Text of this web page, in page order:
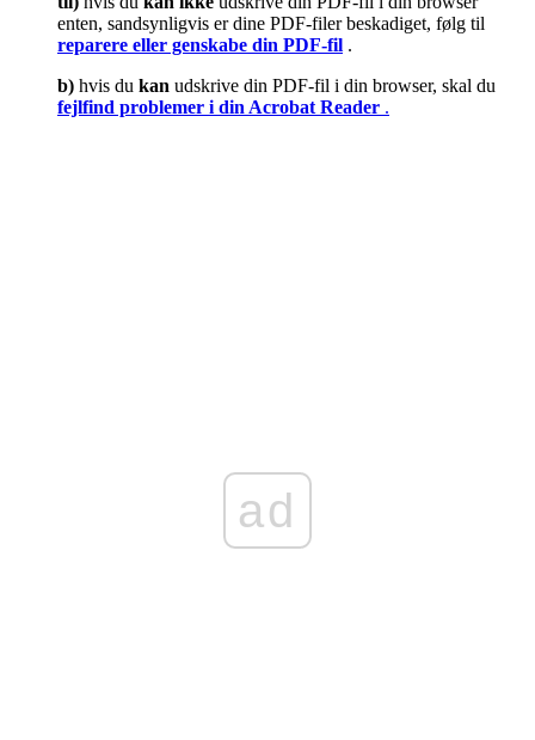
enten, sandsynligvis er dine PDF-filer beskadiget, følg til
reparere eller genskabe din PDF-fil .
b) hvis du kan udskrive din PDF-fil i din browser, skal du
fejlfind problemer i din Acrobat Reader .
ad